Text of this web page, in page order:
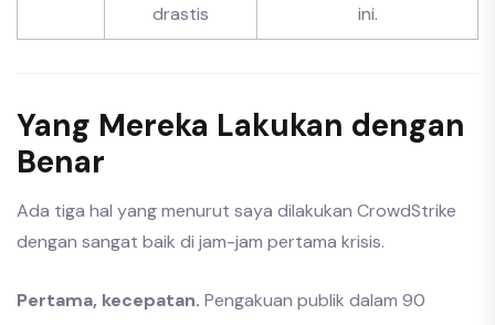
drastis
ini.
Yang Mereka Lakukan dengan
Benar
Ada tiga hal yang menurut saya dilakukan CrowdStrike
dengan sangat baik di jam-jam pertama krisis.
Pertama, kecepatan. Pengakuan publik dalam 90